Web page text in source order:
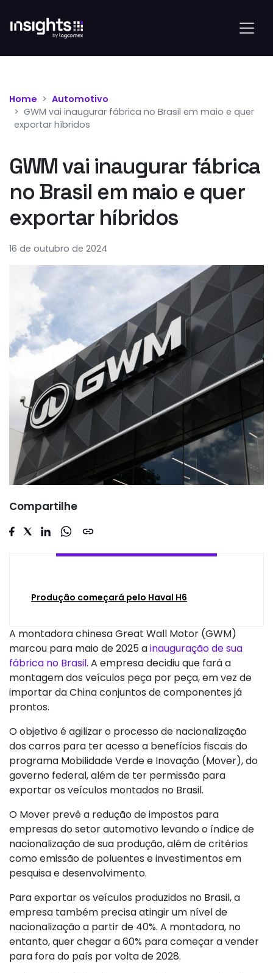
Home
Automotivo
GWM vai inaugurar fábrica no Brasil em maio e quer
exportar híbridos
GWM vai inaugurar fábrica
no Brasil em maio e quer
exportar híbridos
16 de outubro de 2024
Compartilhe
Produção começará pelo Haval H6
A montadora chinesa Great Wall Motor (GWM)
marcou para maio de 2025 ainauguração de sua
fábrica no Brasil. A empresa decidiu que fará a
montagem dos veículos peça por peça, em vez de
importar da China conjuntos de componentes já
prontos.
O objetivo é agilizar o processo de nacionalização
dos carros para ter acesso a benefícios fiscais do
programa Mobilidade Verde e Inovação (Mover), do
governo federal, além de ter permissão para
exportar os veículos montados no Brasil.
O Mover prevê a redução de impostos para
empresas do setor automotivo levando o índice de
nacionalização de sua produção, além de critérios
como emissão de poluentes e investimentos em
pesquisa e desenvolvimento.
Para exportar os veículos produzidos no Brasil, a
empresa também precisa atingir um nível de
nacionalização a partir de 40%. A montadora, no
entanto, quer chegar a 60% para começar a vender
para fora do país por volta de 2028.